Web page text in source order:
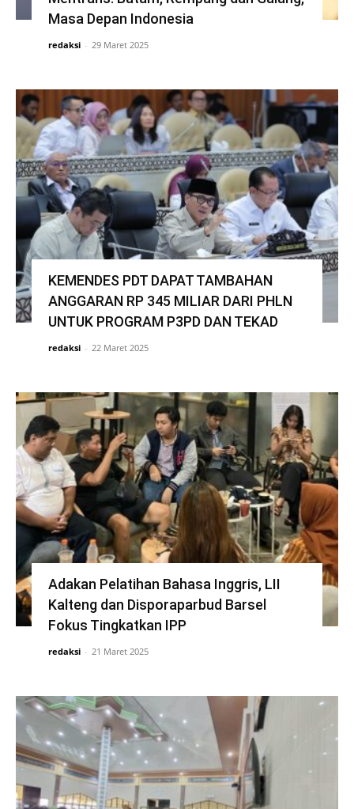
Masa Depan Indonesia
redaksi - 29 Maret 2025
KEMENDES PDT DAPAT TAMBAHAN
ANGGARAN RP 345 MILIAR DARI PHLN
UNTUK PROGRAM P3PD DAN TEKAD
redaksi - 22 Maret 2025
Adakan Pelatihan Bahasa Inggris, LII
Kalteng dan Disporaparbud Barsel
Fokus Tingkatkan IPP
redaksi - 21 Maret 2025